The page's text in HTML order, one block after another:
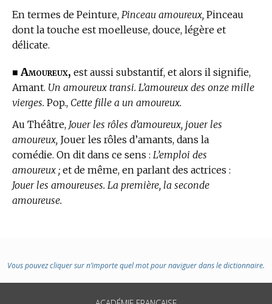
En termes de Peinture, Pinceau amoureux, Pinceau
dont la touche est moelleuse, douce, légère et
délicate.
■ Amoureux, est aussi substantif, et alors il signifie,
Amant. Un amoureux transi. L’amoureux des onze mille
vierges. Pop., Cette fille a un amoureux.
Au Théâtre, Jouer les rôles d’amoureux, jouer les
amoureux, Jouer les rôles d’amants, dans la
comédie. On dit dans ce sens : L’emploi des
amoureux ; et de même, en parlant des actrices :
Jouer les amoureuses. La première, la seconde
amoureuse.
Vous pouvez cliquer sur n’importe quel mot pour naviguer dans le dictionnaire.